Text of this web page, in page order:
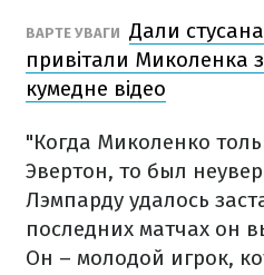
ВАРТЕ УВАГИ Дали
привітали Миколенка
кумедне відео
"Когда Миколенко
Эвертон, то был
Лэмпарду удалось
последних матчах он
Он – молодой игрок,